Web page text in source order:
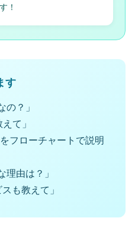
！
す
の？」
て」
フローチャートで説明
理由は？」
も教えて」